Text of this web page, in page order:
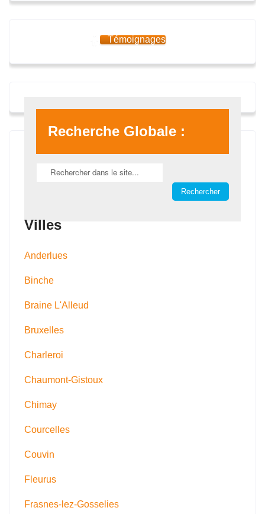
Témoignages
Recherche Globale :
Villes
Anderlues
Binche
Braine L'Alleud
Bruxelles
Charleroi
Chaumont-Gistoux
Chimay
Courcelles
Couvin
Fleurus
Frasnes-lez-Gosselies